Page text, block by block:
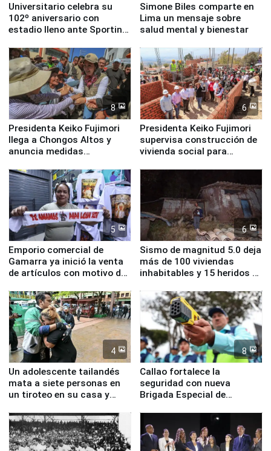
Universitario celebra su
102º aniversario con
estadio lleno ante Sporting
Simone Biles comparte en
Lima un mensaje sobre
salud mental y bienestar
8
Presidenta Keiko Fujimori
llega a Chongos Altos y
anuncia medidas
educación, salud y empleo
6
Presidenta Keiko Fujimori
supervisa construcción de
vivienda social para
5
Emporio comercial de
Gamarra ya inició la venta
de artículos con motivo de
6
Sismo de magnitud 5.0 deja
más de 100 viviendas
inhabitables y 15 heridos en
4
Un adolescente tailandés
mata a siete personas en
un tiroteo en su casa y
8
Callao fortalece la
seguridad con nueva
Brigada Especial de
equipamiento para
Serenazgo